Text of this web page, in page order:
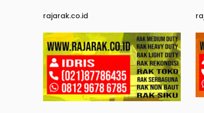
rajarak.co.id